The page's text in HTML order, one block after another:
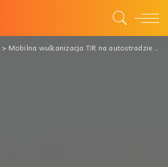
> Mobilna wulkanizacja TIR na autostradzie A1 – jak wygląda?